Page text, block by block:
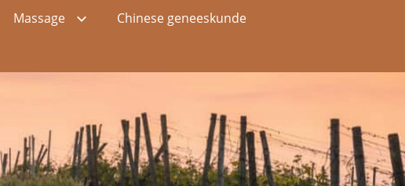
Massage Chinese geneeskunde